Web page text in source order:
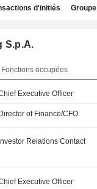
d'initiés Groupe
S.p.A.
Fonctions occupées
Executive Officer
Director of Finance/CFO
Investor Relations Contact
Executive Officer